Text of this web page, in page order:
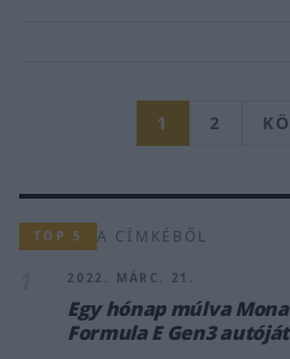
1 2
TOP 5 A CÍMKÉBŐL
2022. MÁRC. 21.
Egy hónap múlva
Formula E Gen3 autóját